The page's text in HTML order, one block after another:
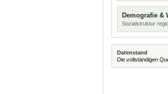
Demografie &
Sozialstruktur
Datenstand
Die vollständigen